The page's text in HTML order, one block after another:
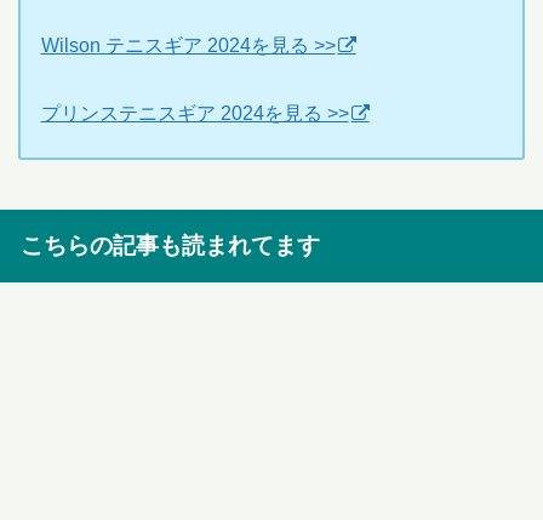
Wilson テニスギア 2024を見る >>
プリンステニスギア 2024を見る >>
こちらの記事も読まれてます